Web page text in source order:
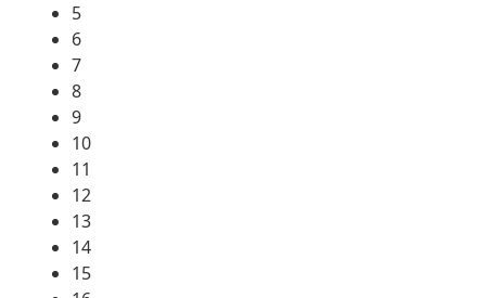
5
6
7
8
9
10
11
12
13
14
15